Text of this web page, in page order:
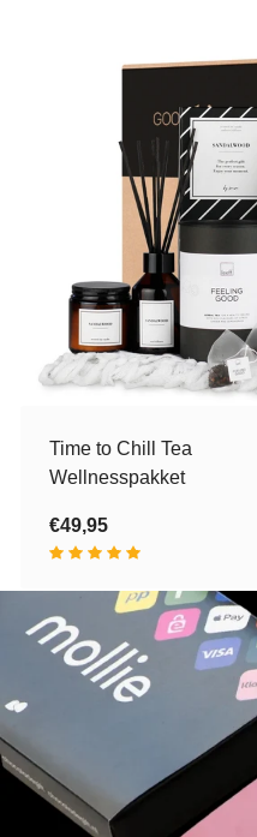
Time to Chill Tea
Wellnesspakket
€49,95